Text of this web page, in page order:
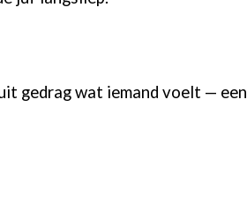
gedrag wat iemand voelt — een